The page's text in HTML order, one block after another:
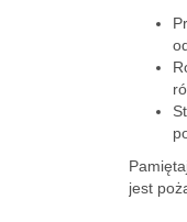
jest